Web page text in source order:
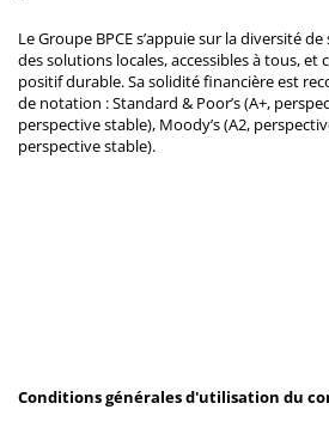
Le Groupe BPCE s’appuie sur la diversité
des solutions locales, accessibles à tous,
positif durable. Sa solidité financière est
de notation : Standard & Poor’s (A+,
perspective stable), Moody’s (A2,
perspective stable).
Conditions générales d'utilisation du